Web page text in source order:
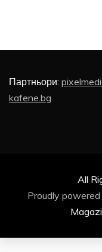
Партньори:
kafene.bg
All
Proudly